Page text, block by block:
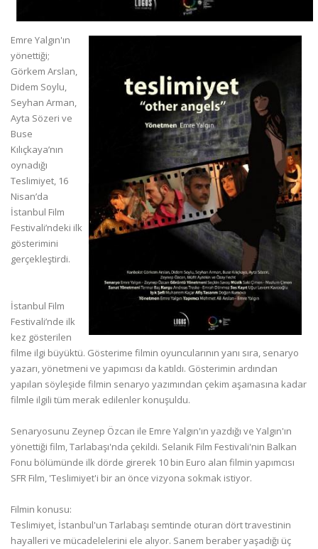
Emre Yalgın'ın
yönettiği;
Görkem Arslan,
Didem Soylu,
Seyhan Arman,
Ayta Sözeri ve
Buse
Kılıçkaya’nın
oynadığı
Teslimiyet, 16
Nisan’da
İstanbul Film
Festivali’ndeki ilk
gösterimini
gerçekleştirdi.
İstanbul Film
Festivali’nde ilk
kez gösterilen
filme ilgi büyüktü. Gösterime filmin oyuncularının yanı sıra, senaryo
yazarı, yönetmeni ve yapımcısı da katıldı. Gösterimin ardından
yapılan söyleşide filmin senaryo yazımından çekim aşamasına kadar
filmle ilgili tüm merak edilenler konuşuldu.
Senaryosunu Zeynep Özcan ile Emre Yalgın'ın yazdığı ve Yalgın'ın
yönettiği film, Tarlabaşı'nda çekildi. Selanik Film Festivali'nin Balkan
Fonu bölümünde ilk dörde girerek 10 bin Euro alan filmin yapımcısı
SFR Film, 'Teslimiyet'i bir an önce vizyona sokmak istiyor.
Filmin konusu:
Teslimiyet, İstanbul'un Tarlabaşı semtinde oturan dört travestinin
hayalleri ve mücadelelerini ele alıyor. Sanem beraber yaşadığı üç